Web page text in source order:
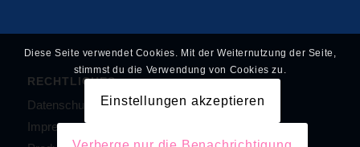
RECHTLICHES
Datenschutzerklärung
Impressum
Diese Seite verwendet Cookies. Mit der Weiternutzung der Seite,
stimmst du die Verwendung von Cookies zu.
Einstellungen akzeptieren